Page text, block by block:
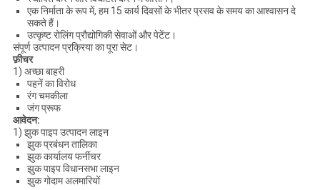
एक निर्माता के रूप में, हम 15 कार्य दिवसों के भीतर प्रसव के समय का आश्वासन दे
सकते हैं।
उत्कृष्ट रोलिंग प्रौद्योगिकी सेवाओं और पेटेंट।
संपूर्ण उत्पादन प्रक्रिया का पूरा सेट।
फ़ीचर
1) अच्छा बाहरी
पहनें का विरोध
रंग चमकीला
जंग प्रूफ
आवेदन:
1) झुक पाइप उत्पादन लाइन
झुक प्रबंधन तालिका
झुक कार्यालय फर्नीचर
झुक पाइप विधानसभा लाइन
झुक गोदाम अलमारियों